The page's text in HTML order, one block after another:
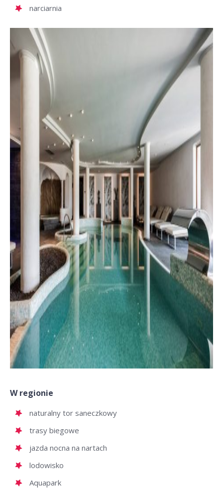
narciarnia
W regionie
naturalny tor saneczkowy
trasy biegowe
jazda nocna na nartach
lodowisko
Aquapark